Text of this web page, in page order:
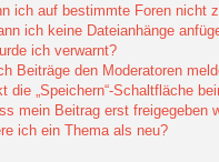
ich auf bestimmte Foren nicht
ich keine Dateianhänge
ich verwarnt?
Beiträge den Moderatoren
die „Speichern“-Schaltfläche
mein Beitrag erst freigegeben
ich ein Thema als neu?